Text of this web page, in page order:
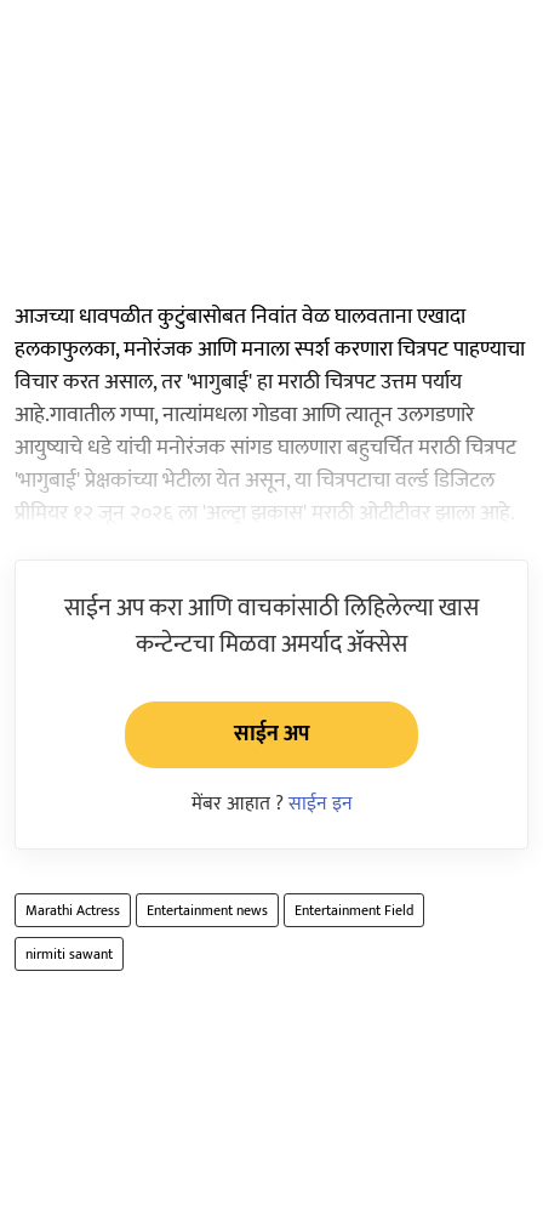
आजच्या धावपळीत कुटुंबासोबत निवांत वेळ घालवताना एखादा
हलकाफुलका, मनोरंजक आणि मनाला स्पर्श करणारा चित्रपट पाहण्याचा
विचार करत असाल, तर 'भागुबाई' हा मराठी चित्रपट उत्तम पर्याय
आहे.गावातील गप्पा, नात्यांमधला गोडवा आणि त्यातून उलगडणारे
आयुष्याचे धडे यांची मनोरंजक सांगड घालणारा बहुचर्चित मराठी चित्रपट
'भागुबाई' प्रेक्षकांच्या भेटीला येत असून, या चित्रपटाचा वर्ल्ड डिजिटल
प्रीमियर १२ जून २०२६ ला 'अल्ट्रा झकास' मराठी ओटीटीवर झाला आहे.
साईन अप करा आणि वाचकांसाठी लिहिलेल्या खास
कन्टेन्टचा मिळवा अमर्याद ॲक्सेस
साईन अप
मेंबर आहात ?साईन इन
Marathi Actress Entertainment news
Entertainment Field
nirmiti sawant